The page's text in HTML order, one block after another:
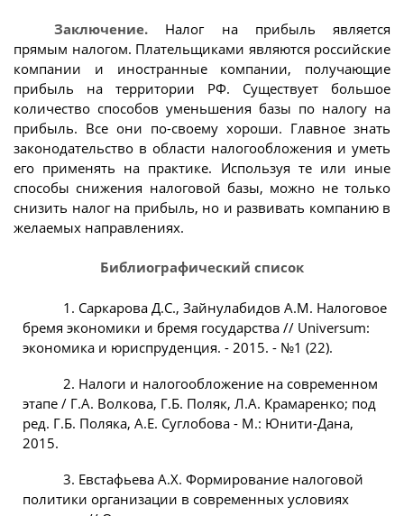
Заключение. Налог на прибыль является
прямым налогом. Плательщиками являются российские
компании и иностранные компании, получающие
прибыль на территории РФ. Существует большое
количество способов уменьшения базы по налогу на
прибыль. Все они по-своему хороши. Главное знать
законодательство в области налогообложения и уметь
его применять на практике. Используя те или иные
способы снижения налоговой базы, можно не только
снизить налог на прибыль, но и развивать компанию в
желаемых направлениях.
Библиографический список
1. Саркарова Д.С., Зайнулабидов А.М. Налоговое
бремя экономики и бремя государства // Universum:
экономика и юриспруденция. - 2015. - №1 (22).
2. Налоги и налогообложение на современном
этапе / Г.А. Волкова, Г.Б. Поляк, Л.А. Крамаренко; под
ред. Г.Б. Поляка, А.Е. Суглобова - М.: Юнити-Дана,
2015.
3. Евстафьева А.Х. Формирование налоговой
политики организации в современных условиях